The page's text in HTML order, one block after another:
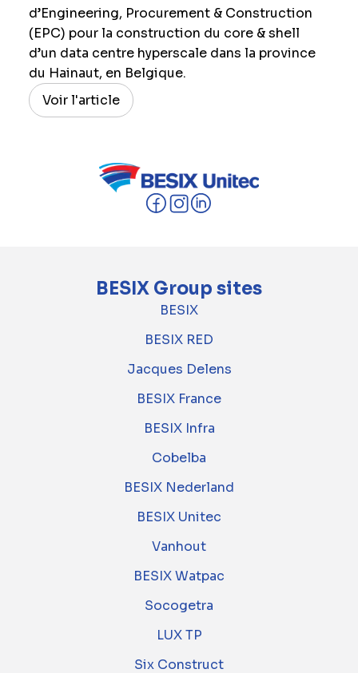
d’Engineering, Procurement & Construction
(EPC) pour la construction du core & shell
d’un data centre hyperscale dans la province
du Hainaut, en Belgique.
Voir l'article
BESIX Group sites
BESIX
BESIX RED
Jacques Delens
BESIX France
BESIX Infra
Cobelba
BESIX Nederland
BESIX Unitec
Vanhout
BESIX Watpac
Socogetra
LUX TP
Six Construct